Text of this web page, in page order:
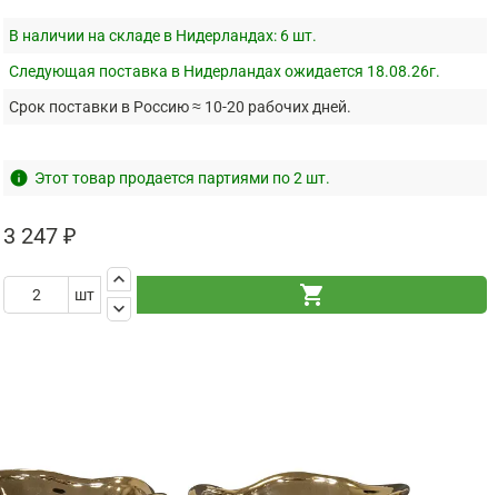
В наличии на складе в Нидерландах: 6 шт.
Следующая поставка в Нидерландах ожидается 18.08.26г.
Срок поставки в Россию ≈ 10-20 рабочих дней.
info Этот товар продается партиями по 2 шт.
3 247 ₽
шт
keyboard_arrow_up
keyboard_arrow_down
shopping_cart